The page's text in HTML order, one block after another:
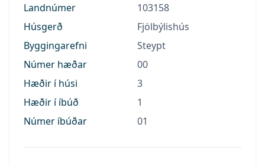
Landnúmer
103158
Húsgerð
Fjölbýlishús
Byggingarefni
Steypt
Númer hæðar
00
Hæðir í húsi
3
Hæðir í íbúð
1
Númer íbúðar
01